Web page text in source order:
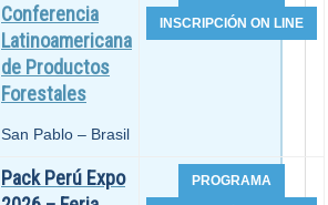
Conferencia
Latinoamericana
de Productos
Forestales
San Pablo – Brasil
Pack Perú Expo